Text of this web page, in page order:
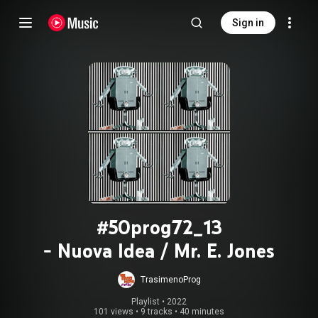
Sign in
#50prog72_13
- Nuova Idea / Mr. E. Jones
TrasimenoProg
Playlist • 2022
101 views • 9 tracks • 40 minutes